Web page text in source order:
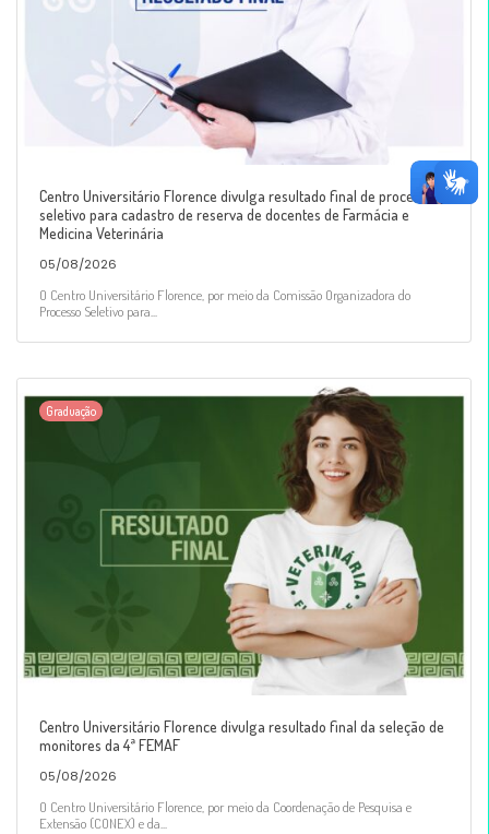
Centro Universitário Florence divulga resultado final de processo
seletivo para cadastro de reserva de docentes de Farmácia e
Medicina Veterinária
05/08/2026
O Centro Universitário Florence, por meio da Comissão Organizadora do
Processo Seletivo para...
Graduação
Centro Universitário Florence divulga resultado final da seleção de
monitores da 4ª FEMAF
05/08/2026
O Centro Universitário Florence, por meio da Coordenação de Pesquisa e
Extensão (CONEX) e da...